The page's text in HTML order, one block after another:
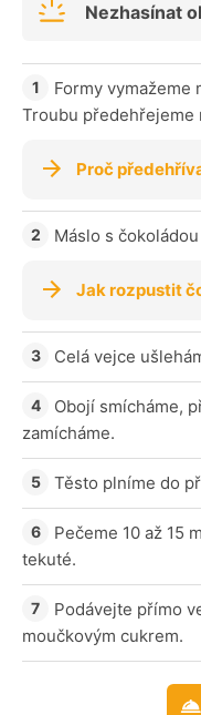
Nezhasínat
Formy vymažeme
Troubu předehřejeme
Proč
Máslo s
Jak rozpustit
Celá vejce
Obojí smícháme,
zamícháme.
Těsto plníme do
Pečeme 10 až 15
tekuté.
Podávejte přímo
moučkovým cukrem.